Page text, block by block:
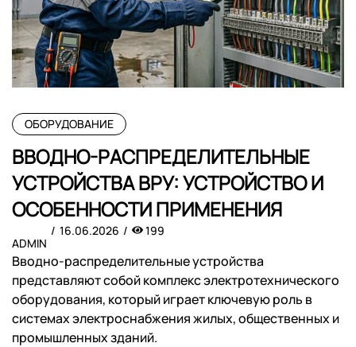
ОБОРУДОВАНИЕ
ВВОДНО-РАСПРЕДЕЛИТЕЛЬНЫЕ
УСТРОЙСТВА ВРУ: УСТРОЙСТВО И
ОСОБЕННОСТИ ПРИМЕНЕНИЯ
ADMIN
16.06.2026 199
Вводно-распределительные устройства
представляют собой комплекс электротехнического
оборудования, который играет ключевую роль в
системах электроснабжения жилых, общественных и
промышленных зданий.